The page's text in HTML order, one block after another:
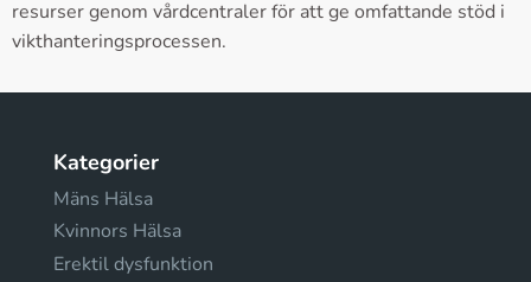
resurser genom vårdcentraler för att ge omfattande stöd i
vikthanteringsprocessen.
Kategorier
Mäns Hälsa
Kvinnors Hälsa
Erektil dysfunktion